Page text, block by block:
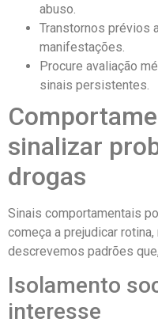
abuso.
Transtornos prévios
manifestações.
Procure avaliação
sinais persistentes.
sinalizar
drogas
Sinais comportamentais
começa a prejudicar
descrevemos padrões
Isolamento
interesse